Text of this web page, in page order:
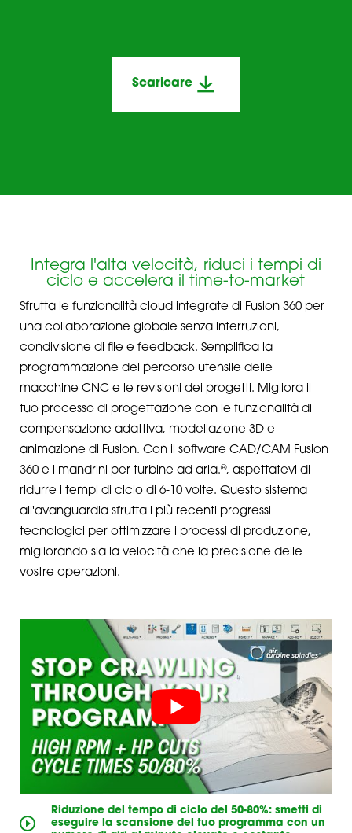
Scaricare
Riduzione del tempo di ciclo del 50-80%: smetti di
eseguire la scansione del tuo programma con un
Integra l'alta velocità, riduci i tempi di
ciclo e accelera il time-to-market
Sfrutta le funzionalità cloud integrate di Fusion 360 per
una collaborazione globale senza interruzioni,
condivisione di file e feedback. Semplifica la
programmazione del percorso utensile delle
macchine CNC e le revisioni dei progetti. Migliora il
tuo processo di progettazione con le funzionalità di
compensazione adattiva, modellazione 3D e
animazione di Fusion. Con il software CAD/CAM Fusion
360 e i mandrini per turbine ad aria.®, aspettatevi di
ridurre i tempi di ciclo di 6-10 volte. Questo sistema
all'avanguardia sfrutta i più recenti progressi
tecnologici per ottimizzare i processi di produzione,
migliorando sia la velocità che la precisione delle
vostre operazioni.